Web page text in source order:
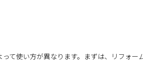
て使い方が異なります。まずは、リフォ